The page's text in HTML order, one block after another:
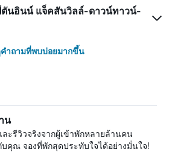
นอินน์ แจ็คสันวิลล์-ดาวน์ทาวน์-
ำถามที่พบบ่อยมากขึ้น
น
ะรีวิวจริงจากผู้เข้าพักหลายล้านคน
บคุณ จองที่พักสุดประทับใจได้อย่างมั่นใจ!